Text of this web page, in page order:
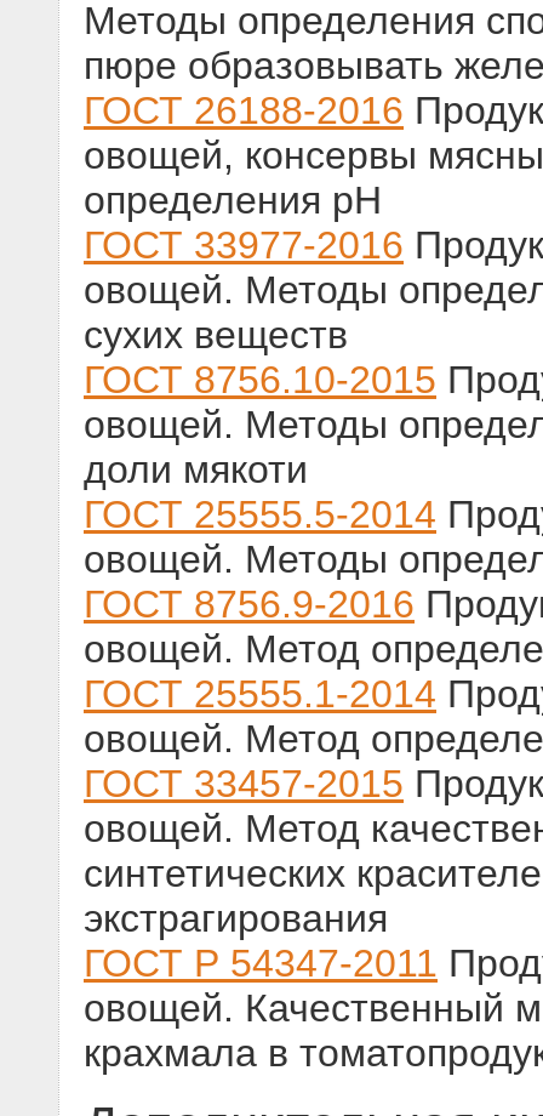
Методы определения
пюре образовывать
ГОСТ 26188-2016
овощей, консервы
определения рН
ГОСТ 33977-2016
овощей. Методы
сухих веществ
ГОСТ 8756.10-2015
овощей. Методы
доли мякоти
ГОСТ 25555.5-2014
овощей. Методы
ГОСТ 8756.9-2016
овощей. Метод
ГОСТ 25555.1-2014
овощей. Метод
ГОСТ 33457-2015
овощей. Метод
синтетических
экстрагирования
ГОСТ Р 54347-2011
овощей. Качественный
крахмала в